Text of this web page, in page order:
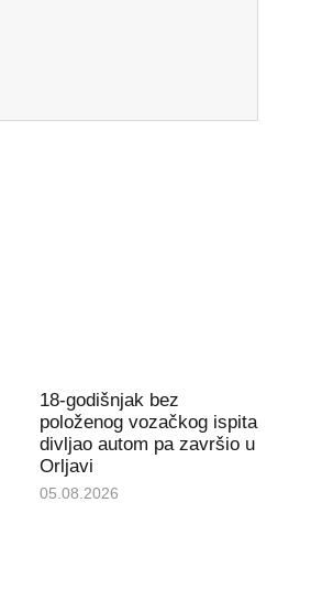
18-godišnjak bez
položenog vozačkog ispita
divljao autom pa završio u
Orljavi
05.08.2026